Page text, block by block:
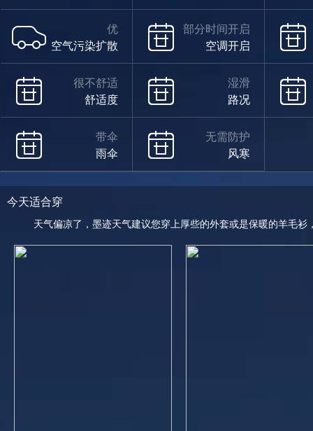
优
空气污染扩散
部分时间开启
空调开启
很不舒适
舒适度
湿滑
路况
带伞
雨伞
无需防护
风寒
今天适合穿
天气偏凉了，墨迹天气建议您穿上厚些的外套或是保暖的羊毛